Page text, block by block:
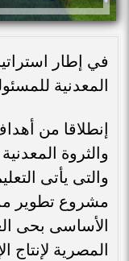
في إطار
المعدنية
إنطلاقا من
والثروة
والتى يأتى
مشروع تطوير
الأساسى بحى
المصرية لإنتاج